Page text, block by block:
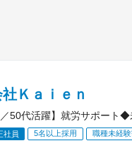
Ｋａｉｅｎ
50代活躍】就労サポート
社員 5名以上採用 職種未経